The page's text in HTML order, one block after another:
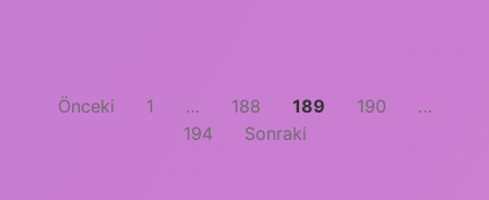
Yazı
sayfalaması
Önceki 1 … 188 189 190
…
194
Sonraki